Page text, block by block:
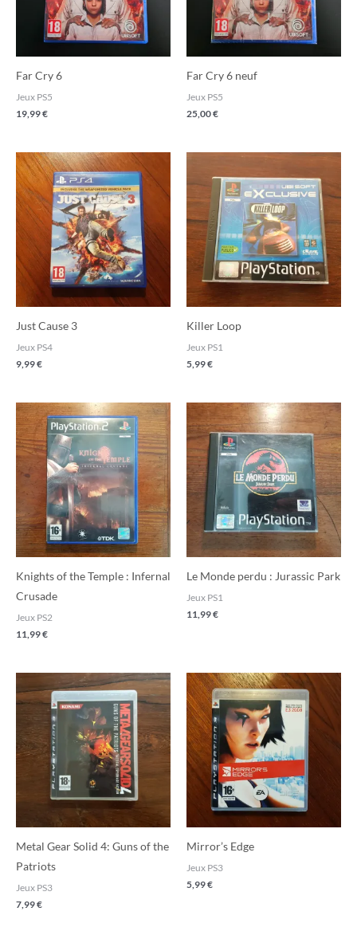
Far Cry 6
Jeux PS5
19,99€
Far Cry 6 neuf
Jeux PS5
25,00€
Just Cause 3
Jeux PS4
9,99€
Killer Loop
Jeux PS1
5,99€
Knights of the Temple : Infernal
Crusade
Jeux PS2
11,99€
Le Monde perdu : Jurassic Park
Jeux PS1
11,99€
Metal Gear Solid 4: Guns of the
Patriots
Jeux PS3
7,99€
Mirror’s Edge
Jeux PS3
5,99€